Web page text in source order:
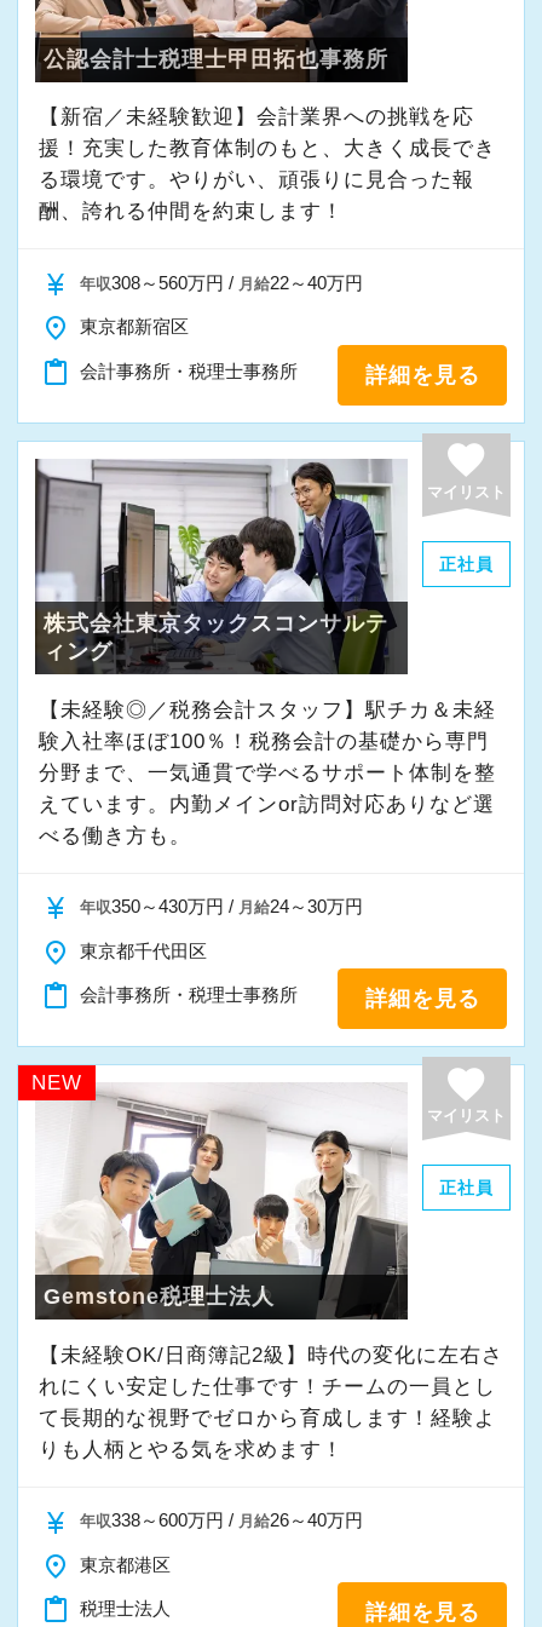
＜安心のステップアップ＞
▼STEP1 基礎学習・OJT
入社後は記帳代行や電話対応など、社内の基本
業務からスタート。
OJT形式で先輩が一つひとつ添削します。
記帳代行や申告書作成・簡単なメール対応な
ど、内務業務に少しずつトライ。
基礎から専門知識を深めていきましょう。
▼STEP3 先輩が適宜フォロー
先輩からフィードバックを受けながらステップ
アップ。
ベテランスタッフによるフォロー体制を整えて
いるので、困りごとはいつでも相談可能。
貴方の成長をしっかりカバーします！
＜事務所内のメンバー構成＞
現在の配属先は7名体制(男性5名・女性2名、20
代〜70代)で、実際に未経験で入社したスタッフ
も在籍しています。
雑談は多くはありませんが、業務に必要な会話
は遠慮なくできる堅苦しさのない雰囲気です。
た環境で集中して仕事に取り組めます。
【年休130日＆土日祝休み♪定時退社でメリハリ
夏季休暇が7日間あり、7〜8月の間で自由に取得
可能です。
仕事の調整ができれば有給の取得は任意。趣味
や旅行など、自分の時間を確保できます♪
繁忙期の3月以外はほとんど残業もなく、資格試
験の勉強時間も確保しやすい環境を整えていま
す。
☆ 業界未経験から税務会計業界にチャレンジし
たい
☆ 専門知識を磨いてスキルアップをしたい
られる方
てみたい
公認会計士税理士甲田拓也事務所
【新宿／未経験歓迎】会計業界への挑戦を応
援！充実した教育体制のもと、大きく成長でき
る環境です。やりがい、頑張りに見合った報
酬、誇れる仲間を約束します！
currency_yen 年収308～560万円 / 月給22～40万円
place 東京都新宿区
content_paste 会計事務所・税理士事務所 詳細を見る
favorite
マイリスト
正社員
株式会社東京タックスコンサルテ
ィング
【未経験◎／税務会計スタッフ】駅チカ＆未経
験入社率ほぼ100％！税務会計の基礎から専門
分野まで、一気通貫で学べるサポート体制を整
えています。内勤メインor訪問対応ありなど選
べる働き方も。
currency_yen 年収350～430万円 / 月給24～30万円
place 東京都千代田区
content_paste 会計事務所・税理士事務所 詳細を見る
NEW favorite
マイリスト
正社員
Gemstone税理士法人
【未経験OK/日商簿記2級】時代の変化に左右さ
れにくい安定した仕事です！チームの一員とし
て⻑期的な視野でゼロから育成します！経験よ
りも人柄とやる気を求めます！
currency_yen 年収338～600万円 / 月給26～40万円
place 東京都港区
content_paste 税理士法人 詳細を見る